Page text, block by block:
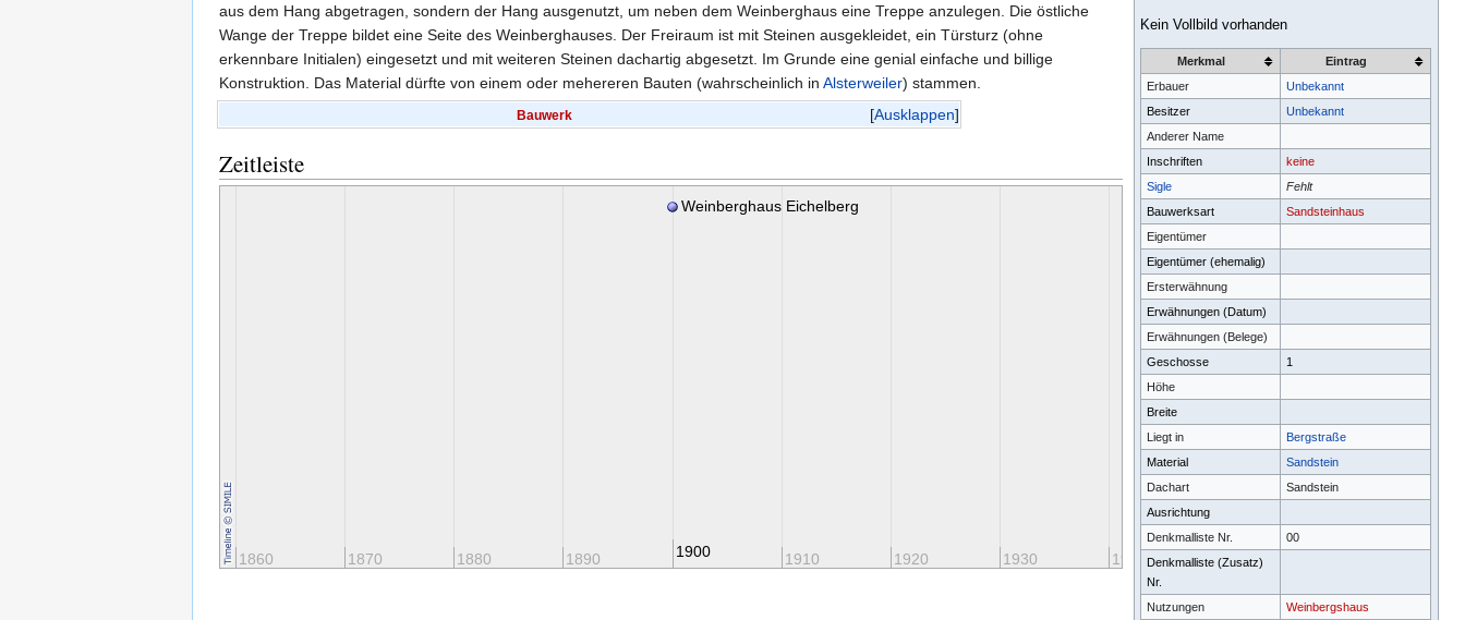
Kein Vollbild vorhanden
Merkmal
Eintrag
Erbauer
Unbekannt
Besitzer
Unbekannt
Anderer Name
Inschriften
keine
Sigle
Fehlt
Bauwerksart
Sandsteinhaus
Eigentümer
Eigentümer (ehemalig)
Ersterwähnung
Erwähnungen (Datum)
Erwähnungen (Belege)
Geschosse
1
Höhe
Breite
Liegt in
Bergstraße
Material
Sandstein
Dachart
Sandstein
Ausrichtung
Denkmalliste Nr.
00
Denkmalliste (Zusatz)
Nr.
Nutzungen
Weinbergshaus
aus dem Hang abgetragen, sondern der Hang ausgenutzt, um neben dem Weinberghaus eine Treppe anzulegen. Die östliche
Wange der Treppe bildet eine Seite des Weinberghauses. Der Freiraum ist mit Steinen ausgekleidet, ein Türsturz (ohne
erkennbare Initialen) eingesetzt und mit weiteren Steinen dachartig abgesetzt. Im Grunde eine genial einfache und billige
Konstruktion. Das Material dürfte von einem oder mehereren Bauten (wahrscheinlich in Alsterweiler) stammen.
Ausklappen
Bauwerk
Zeitleiste
1860 1870 1880 1890 1900 1910 1920 1930 1940 1950
Weinberghaus Eichelberg